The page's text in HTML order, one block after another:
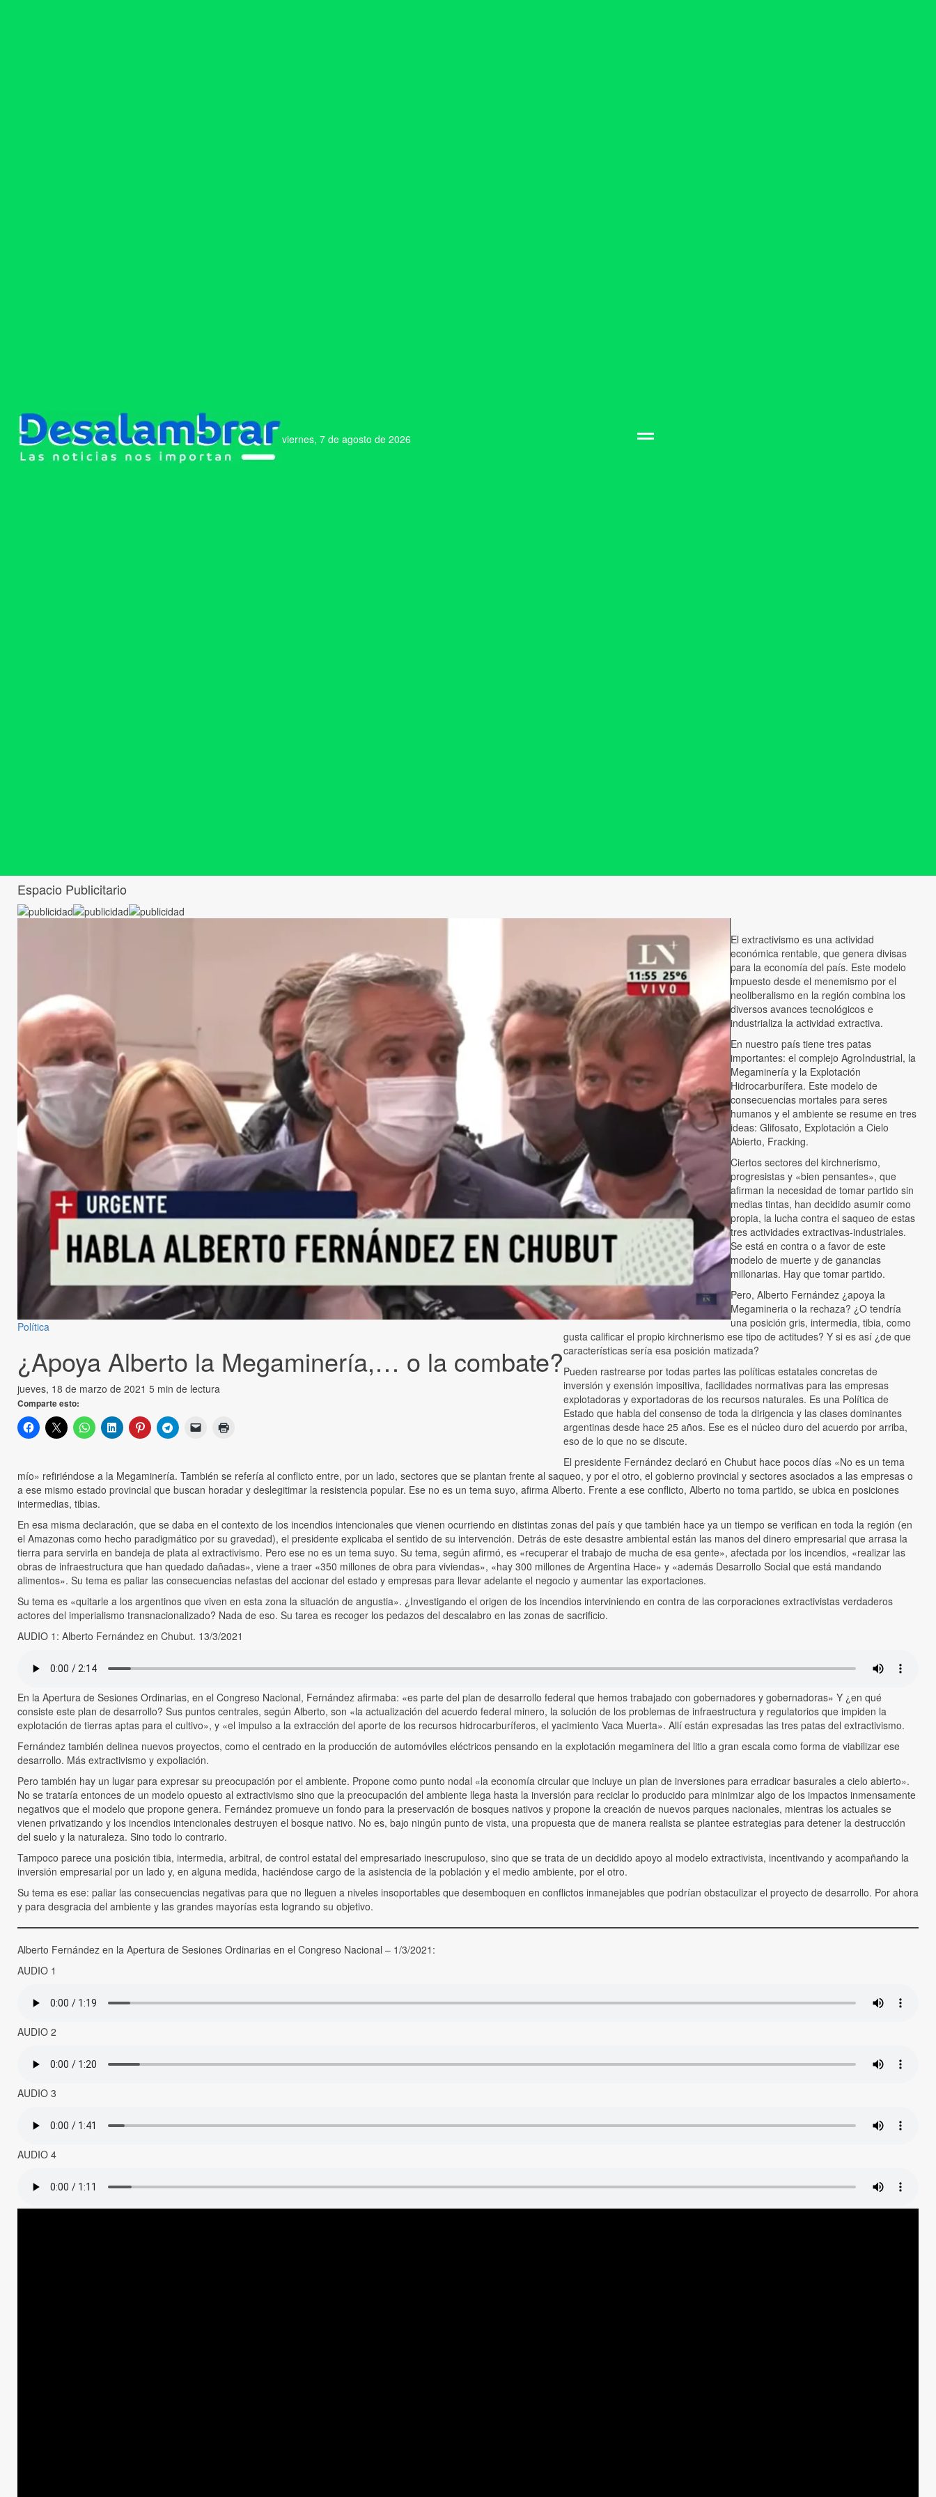
viernes, 7 de agosto de 2026
Espacio Publicitario
Política
¿Apoya Alberto la Megaminería,… o la combate?
jueves, 18 de marzo de 2021 5 min de lectura
Comparte esto:
El extractivismo es una actividad
económica rentable, que genera divisas
para la economía del país. Este modelo
impuesto desde el menemismo por el
neoliberalismo en la región combina los
diversos avances tecnológicos e
industrializa la actividad extractiva.
En nuestro país tiene tres patas
importantes: el complejo AgroIndustrial, la
Megaminería y la Explotación
Hidrocarburífera. Este modelo de
consecuencias mortales para seres
humanos y el ambiente se resume en tres
ideas: Glifosato, Explotación a Cielo
Abierto, Fracking.
Ciertos sectores del kirchnerismo,
progresistas y «bien pensantes», que
afirman la necesidad de tomar partido sin
medias tintas, han decidido asumir como
propia, la lucha contra el saqueo de estas
tres actividades extractivas-industriales.
Se está en contra o a favor de este
modelo de muerte y de ganancias
millonarias. Hay que tomar partido.
Pero, Alberto Fernández ¿apoya la
Megamineria o la rechaza? ¿O tendría
una posición gris, intermedia, tibia, como
gusta calificar el propio kirchnerismo ese tipo de actitudes? Y si es así ¿de que
características sería esa posición matizada?
Pueden rastrearse por todas partes las políticas estatales concretas de
inversión y exensión impositiva, facilidades normativas para las empresas
explotadoras y exportadoras de los recursos naturales. Es una Política de
Estado que habla del consenso de toda la dirigencia y las clases dominantes
argentinas desde hace 25 años. Ese es el núcleo duro del acuerdo por arriba,
eso de lo que no se discute.
El presidente Fernández declaró en Chubut hace pocos días «No es un tema
mío» refiriéndose a la Megaminería. También se refería al conflicto entre, por un lado, sectores que se plantan frente al saqueo, y por el otro, el gobierno provincial y sectores asociados a las empresas o
a ese mismo estado provincial que buscan horadar y deslegitimar la resistencia popular. Ese no es un tema suyo, afirma Alberto. Frente a ese conflicto, Alberto no toma partido, se ubica en posiciones
intermedias, tibias.
En esa misma declaración, que se daba en el contexto de los incendios intencionales que vienen ocurriendo en distintas zonas del país y que también hace ya un tiempo se verifican en toda la región (en
el Amazonas como hecho paradigmático por su gravedad), el presidente explicaba el sentido de su intervención. Detrás de este desastre ambiental están las manos del dinero empresarial que arrasa la
tierra para servirla en bandeja de plata al extractivismo. Pero ese no es un tema suyo. Su tema, según afirmó, es «recuperar el trabajo de mucha de esa gente», afectada por los incendios, «realizar las
obras de infraestructura que han quedado dañadas», viene a traer «350 millones de obra para viviendas», «hay 300 millones de Argentina Hace» y «además Desarrollo Social que está mandando
alimentos». Su tema es paliar las consecuencias nefastas del accionar del estado y empresas para llevar adelante el negocio y aumentar las exportaciones.
Su tema es «quitarle a los argentinos que viven en esta zona la situación de angustia». ¿Investigando el origen de los incendios interviniendo en contra de las corporaciones extractivistas verdaderos
actores del imperialismo transnacionalizado? Nada de eso. Su tarea es recoger los pedazos del descalabro en las zonas de sacrificio.
AUDIO 1: Alberto Fernández en Chubut. 13/3/2021
En la Apertura de Sesiones Ordinarias, en el Congreso Nacional, Fernández afirmaba: «es parte del plan de desarrollo federal que hemos trabajado con gobernadores y gobernadoras» Y ¿en qué
consiste este plan de desarrollo? Sus puntos centrales, según Alberto, son «la actualización del acuerdo federal minero, la solución de los problemas de infraestructura y regulatorios que impiden la
explotación de tierras aptas para el cultivo», y «el impulso a la extracción del aporte de los recursos hidrocarburíferos, el yacimiento Vaca Muerta». Allí están expresadas las tres patas del extractivismo.
Fernández también delinea nuevos proyectos, como el centrado en la producción de automóviles eléctricos pensando en la explotación megaminera del litio a gran escala como forma de viabilizar ese
desarrollo. Más extractivismo y expoliación.
Pero también hay un lugar para expresar su preocupación por el ambiente. Propone como punto nodal «la economía circular que incluye un plan de inversiones para erradicar basurales a cielo abierto».
No se trataría entonces de un modelo opuesto al extractivismo sino que la preocupación del ambiente llega hasta la inversión para reciclar lo producido para minimizar algo de los impactos inmensamente
negativos que el modelo que propone genera. Fernández promueve un fondo para la preservación de bosques nativos y propone la creación de nuevos parques nacionales, mientras los actuales se
vienen privatizando y los incendios intencionales destruyen el bosque nativo. No es, bajo ningún punto de vista, una propuesta que de manera realista se plantee estrategias para detener la destrucción
del suelo y la naturaleza. Sino todo lo contrario.
Tampoco parece una posición tibia, intermedia, arbitral, de control estatal del empresariado inescrupuloso, sino que se trata de un decidido apoyo al modelo extractivista, incentivando y acompañando la
inversión empresarial por un lado y, en alguna medida, haciéndose cargo de la asistencia de la población y el medio ambiente, por el otro.
Su tema es ese: paliar las consecuencias negativas para que no lleguen a niveles insoportables que desemboquen en conflictos inmanejables que podrían obstaculizar el proyecto de desarrollo. Por ahora
y para desgracia del ambiente y las grandes mayorías esta logrando su objetivo.
Alberto Fernández en la Apertura de Sesiones Ordinarias en el Congreso Nacional – 1/3/2021:
AUDIO 1
AUDIO 2
AUDIO 3
AUDIO 4